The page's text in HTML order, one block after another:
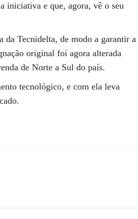
iniciativa e que, agora, vê o seu
da Tecnidelta, de modo a garantir a
original foi agora alterada
de Norte a Sul do país.
tecnológico, e com ela leva